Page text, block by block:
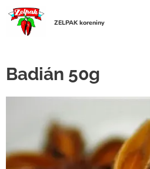
ZELPAK koreniny
Badián 50g